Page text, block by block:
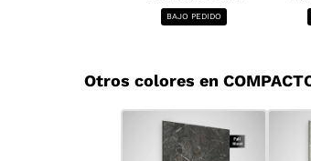
BAJO PEDIDO
Otros colores en